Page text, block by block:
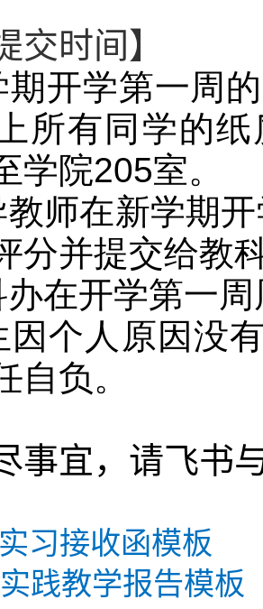
交时间】
期开学第一周
所有同学的
学院205室。
教师在新学期
分并提交给教
在开学第一
因个人原因没
自负。
事宜，请飞书
实习接收函模板
实践教学报告模板